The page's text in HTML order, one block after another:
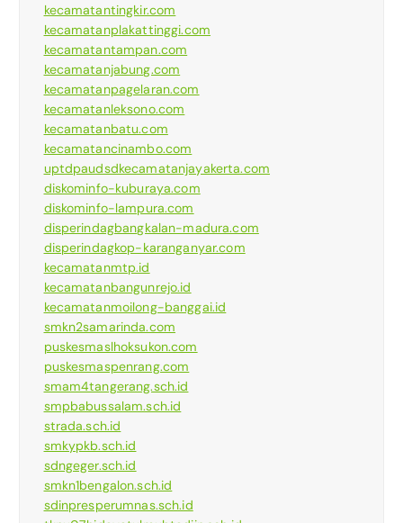
kecamatantingkir.com
kecamatanplakattinggi.com
kecamatantampan.com
kecamatanjabung.com
kecamatanpagelaran.com
kecamatanleksono.com
kecamatanbatu.com
kecamatancinambo.com
uptdpaudsdkecamatanjayakerta.com
diskominfo-kuburaya.com
diskominfo-lampura.com
disperindagbangkalan-madura.com
disperindagkop-karanganyar.com
kecamatanmtp.id
kecamatanbangunrejo.id
kecamatanmoilong-banggai.id
smkn2samarinda.com
puskesmaslhoksukon.com
puskesmaspenrang.com
smam4tangerang.sch.id
smpbabussalam.sch.id
strada.sch.id
smkypkb.sch.id
sdngeger.sch.id
smkn1bengalon.sch.id
sdinpresperumnas.sch.id